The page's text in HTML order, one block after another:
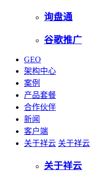
询盘通
谷歌推广
GEO
架构中心
案例
产品套餐
合作伙伴
新闻
客户端
关于祥云 关于祥云
关于祥云